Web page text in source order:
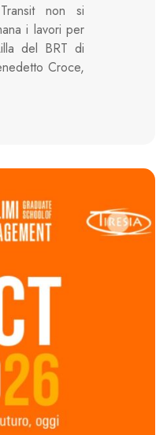
non si
i lavori per
del BRT di
Croce,